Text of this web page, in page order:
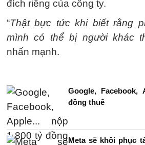
đích riêng của công ty.
“Thật bực tức khi biết rằng
mình có thể bị người khác
nhấn mạnh.
Google, Facebook,
đồng thuế
Meta sẽ khôi phục